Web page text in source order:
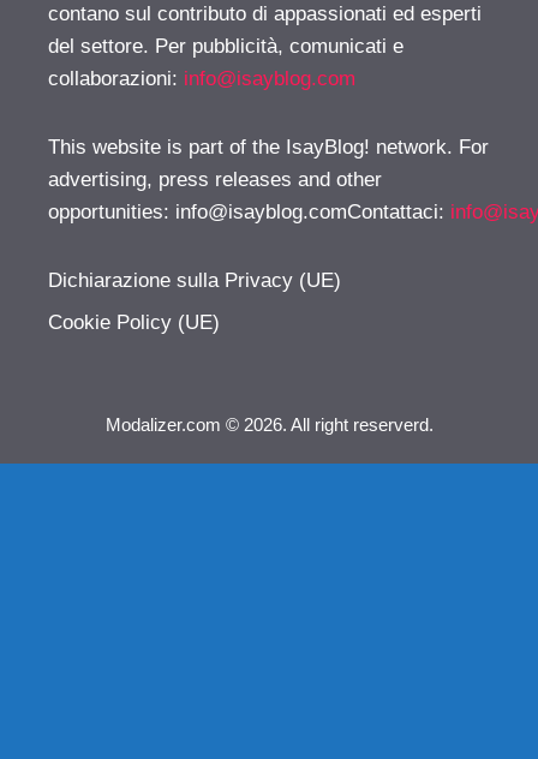
contano sul contributo di appassionati ed esperti
del settore. Per pubblicità, comunicati e
collaborazioni: info@isayblog.com
This website is part of the IsayBlog! network. For
advertising, press releases and other
opportunities: info@isayblog.comContattaci:
Dichiarazione sulla Privacy (UE)
Cookie Policy (UE)
Modalizer.com © 2026. All right reserverd.